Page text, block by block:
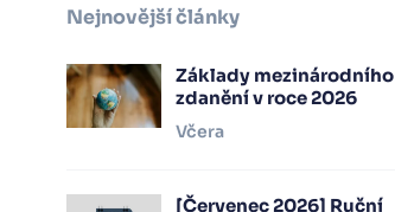
Nejnovější články
Základy mezinárodního
zdanění v roce 2026
Včera
[Červenec 2026] Ruční